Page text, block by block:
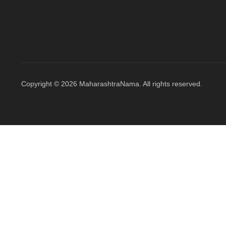
Copyright © 2026 MaharashtraNama. All rights reserved.